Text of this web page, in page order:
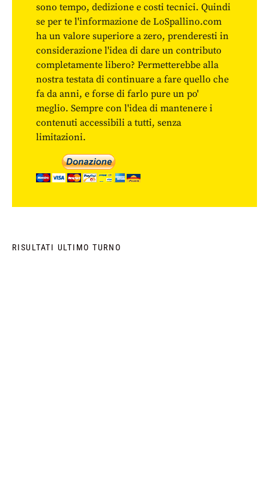
sono tempo, dedizione e costi tecnici. Quindi
se per te l'informazione de LoSpallino.com
ha un valore superiore a zero, prenderesti in
considerazione l'idea di dare un contributo
completamente libero? Permetterebbe alla
nostra testata di continuare a fare quello che
fa da anni, e forse di farlo pure un po'
meglio. Sempre con l'idea di mantenere i
contenuti accessibili a tutti, senza
limitazioni.
RISULTATI ULTIMO TURNO